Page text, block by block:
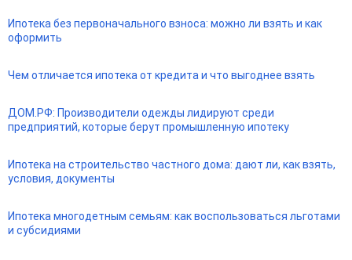
Ипотека без первоначального взноса: можно ли взять и как
оформить
Чем отличается ипотека от кредита и что выгоднее взять
ДОМ.РФ: Производители одежды лидируют среди
предприятий, которые берут промышленную ипотеку
Ипотека на строительство частного дома: дают ли, как взять,
условия, документы
Ипотека многодетным семьям: как воспользоваться льготами
и субсидиями